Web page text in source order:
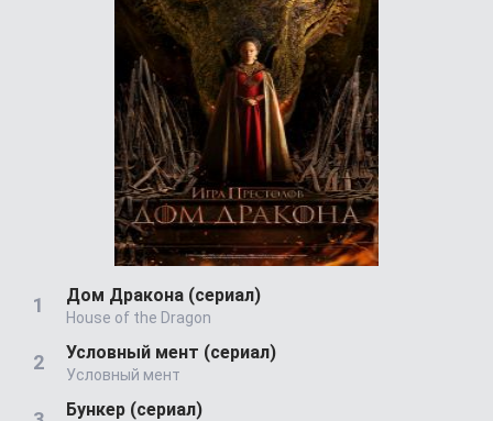
Дом Дракона (сериал)
House of the Dragon
Условный мент (сериал)
Условный мент
Бункер (сериал)